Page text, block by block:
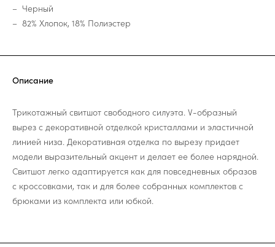
Черный
82% Хлопок, 18% Полиэстер
Описание
Трикотажный свитшот свободного силуэта. V-образный
вырез с декоративной отделкой кристаллами и эластичной
линией низа. Декоративная отделка по вырезу придает
модели выразительный акцент и делает ее более нарядной.
Свитшот легко адаптируется как для повседневных образов
с кроссовками, так и для более собранных комплектов с
брюками из комплекта или юбкой.